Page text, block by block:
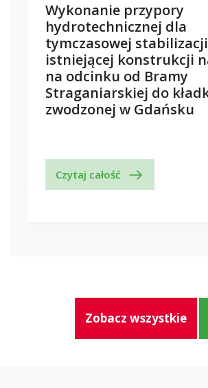
Wykonanie przypory
hydrotechnicznej dla
tymczasowej stabilizacji
istniejącej konstrukcji
na odcinku od Bramy
Straganiarskiej do
zwodzonej w Gdańsku
Czytaj całość
Zobacz wszystkie